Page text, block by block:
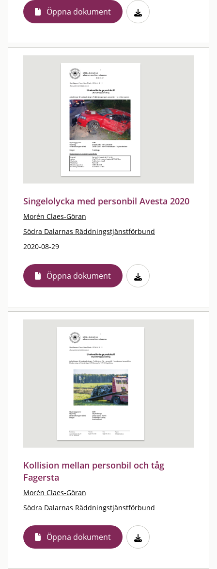
Öppna dokument
Singelolycka med personbil Avesta 2020
Morén Claes-Göran
Södra Dalarnas Räddningstjänstförbund
2020-08-29
Öppna dokument
Kollision mellan personbil och tåg
Fagersta
Morén Claes-Göran
Södra Dalarnas Räddningstjänstförbund
Öppna dokument